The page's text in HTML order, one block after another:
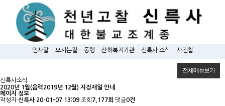
인사말 오시는길 동행 산하복지기관 신륵사 소식 사진첩
전체메뉴보기
신륵사소식
2020년 1월(음력2019년 12월) 지장재일 안내
페이지 정보
작성자 신륵사 20-01-07 13:09 조회 7,177회 댓글0건